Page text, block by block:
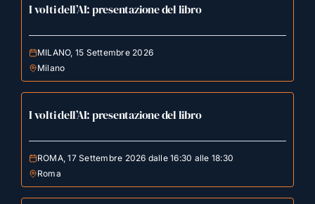
I volti dell’AI: presentazione del libro
MILANO, 15 Settembre 2026
Milano
I volti dell’AI: presentazione del libro
ROMA, 17 Settembre 2026 dalle 16:30 alle 18:30
Roma